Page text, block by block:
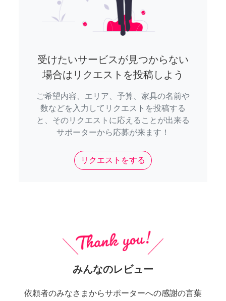
受けたいサービスが見つからない
場合はリクエストを投稿しよう
ご希望内容、エリア、予算、家具の名前や
数などを入力してリクエストを投稿する
と、そのリクエストに応えることが出来る
サポーターから応募が来ます！
リクエストをする
みんなのレビュー
依頼者のみなさまからサポーターへの感謝の言葉